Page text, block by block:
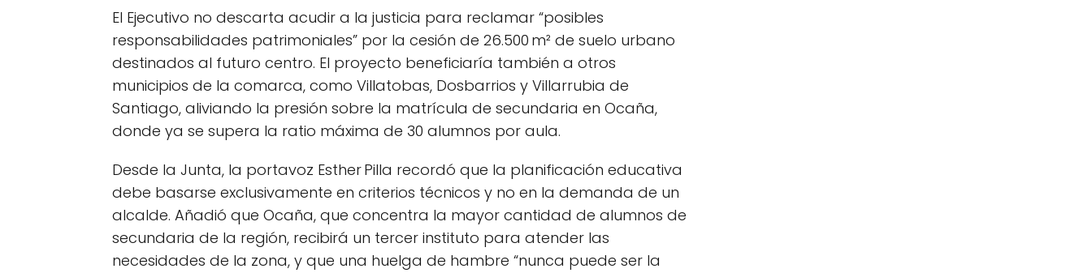
El Ejecutivo no descarta acudir a la justicia para reclamar “posibles
responsabilidades patrimoniales” por la cesión de 26.500 m² de suelo urbano
destinados al futuro centro. El proyecto beneficiaría también a otros
municipios de la comarca, como Villatobas, Dosbarrios y Villarrubia de
Santiago, aliviando la presión sobre la matrícula de secundaria en Ocaña,
donde ya se supera la ratio máxima de 30 alumnos por aula.
Desde la Junta, la portavoz Esther Pilla recordó que la planificación educativa
debe basarse exclusivamente en criterios técnicos y no en la demanda de un
alcalde. Añadió que Ocaña, que concentra la mayor cantidad de alumnos de
secundaria de la región, recibirá un tercer instituto para atender las
necesidades de la zona, y que una huelga de hambre “nunca puede ser la